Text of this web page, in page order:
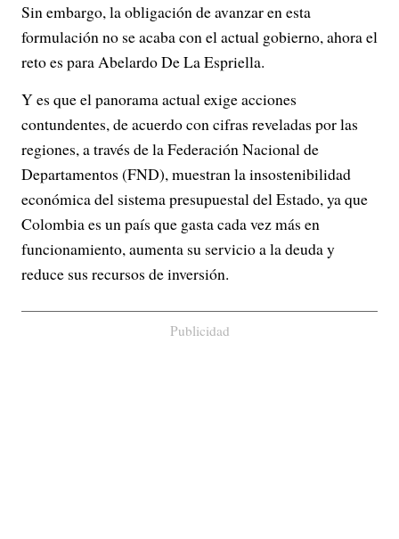
Sin embargo, la obligación de avanzar en esta
formulación no se acaba con el actual gobierno, ahora el
reto es para Abelardo De La Espriella.
Y es que el panorama actual exige acciones
contundentes, de acuerdo con cifras reveladas por las
regiones, a través de la Federación Nacional de
Departamentos (FND), muestran la insostenibilidad
económica del sistema presupuestal del Estado, ya que
Colombia es un país que gasta cada vez más en
funcionamiento, aumenta su servicio a la deuda y
reduce sus recursos de inversión.
Publicidad